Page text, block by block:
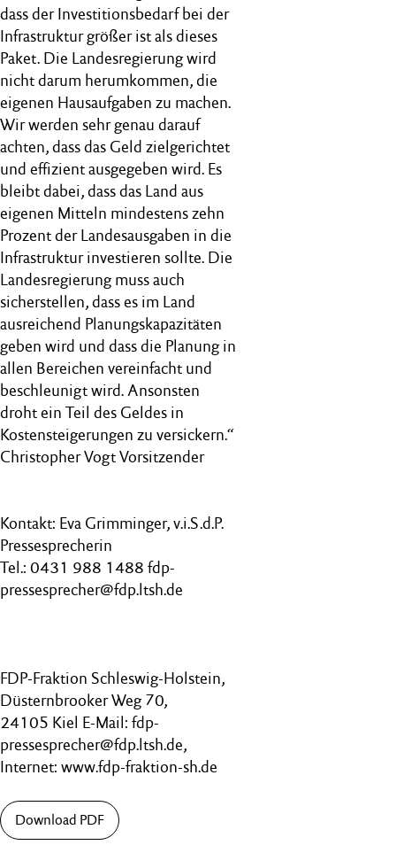
dass der Investitionsbedarf bei der
Infrastruktur größer ist als dieses
Paket. Die Landesregierung wird
nicht darum herumkommen, die
eigenen Hausaufgaben zu machen.
Wir werden sehr genau darauf
achten, dass das Geld zielgerichtet
und effizient ausgegeben wird. Es
bleibt dabei, dass das Land aus
eigenen Mitteln mindestens zehn
Prozent der Landesausgaben in die
Infrastruktur investieren sollte. Die
Landesregierung muss auch
sicherstellen, dass es im Land
ausreichend Planungskapazitäten
geben wird und dass die Planung in
allen Bereichen vereinfacht und
beschleunigt wird. Ansonsten
droht ein Teil des Geldes in
Kostensteigerungen zu versickern.“
Christopher Vogt Vorsitzender
Kontakt: Eva Grimminger, v.i.S.d.P.
Pressesprecherin
Tel.: 0431 988 1488 fdp-
pressesprecher@fdp.ltsh.de
FDP-Fraktion Schleswig-Holstein,
Düsternbrooker Weg 70,
24105 Kiel E-Mail: fdp-
pressesprecher@fdp.ltsh.de,
Internet: www.fdp-fraktion-sh.de
Download PDF